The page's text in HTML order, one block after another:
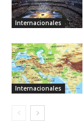
Internacionales
Internacionales